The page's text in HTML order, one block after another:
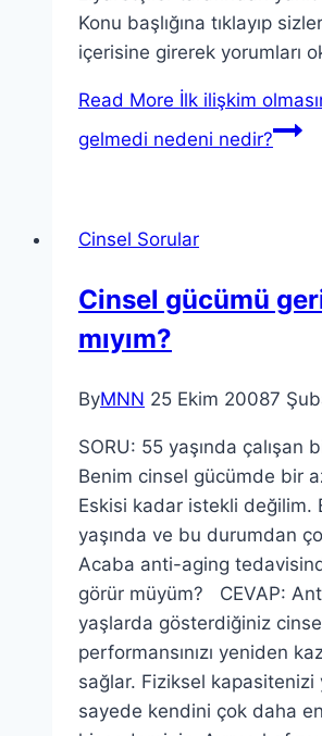
Konu başlığına tıklayıp
içerisine girerek yorumları
Read More İlk ilişkim
gelmedi nedeni nedir?
Cinsel Sorular
Cinsel gücümü
mıyım?
ByMNN 25 Ekim 20087
SORU: 55 yaşında çalışan
Benim cinsel gücümde bir
Eskisi kadar istekli değilim.
yaşında ve bu durumdan
Acaba anti-aging
görür müyüm? CEVAP:
yaşlarda gösterdiğiniz
performansınızı yeniden
sağlar. Fiziksel kapasitenizi
sayede kendini çok daha